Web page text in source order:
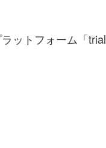
ットフォーム「trial